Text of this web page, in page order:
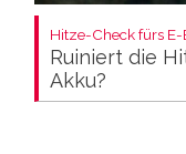
Hitze-Check fürs E-
Ruiniert die
Akku?